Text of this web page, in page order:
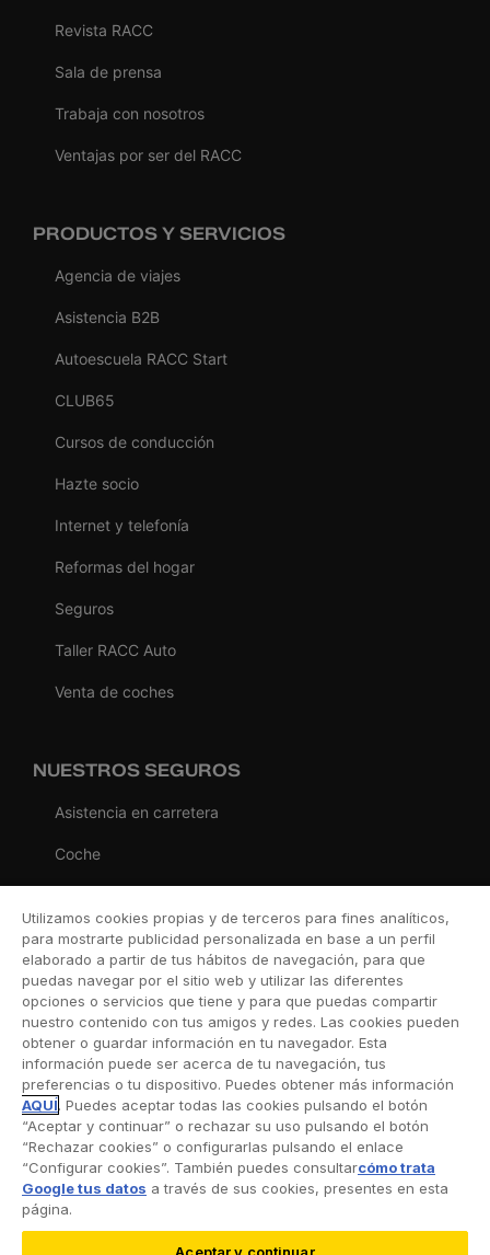
Revista RACC
Sala de prensa
Trabaja con nosotros
Ventajas por ser del RACC
PRODUCTOS Y SERVICIOS
Agencia de viajes
Asistencia B2B
Autoescuela RACC Start
CLUB65
Cursos de conducción
Hazte socio
Internet y telefonía
Reformas del hogar
Seguros
Taller RACC Auto
Venta de coches
NUESTROS SEGUROS
Asistencia en carretera
Coche
Viaje
Hogar
Vida
Decesos
Dental
Deportivo
Esquí
Utilizamos cookies propias y de terceros para fines analíticos,
para mostrarte publicidad personalizada en base a un perfil
elaborado a partir de tus hábitos de navegación, para que
puedas navegar por el sitio web y utilizar las diferentes
opciones o servicios que tiene y para que puedas compartir
nuestro contenido con tus amigos y redes. Las cookies pueden
obtener o guardar información en tu navegador. Esta
información puede ser acerca de tu navegación, tus
preferencias o tu dispositivo. Puedes obtener más información
AQUÍ. Puedes aceptar todas las cookies pulsando el botón
“Aceptar y continuar” o rechazar su uso pulsando el botón
“Rechazar cookies” o configurarlas pulsando el enlace
“Configurar cookies”. También puedes consultarcómo trata
Google tus datos a través de sus cookies, presentes en esta
página.